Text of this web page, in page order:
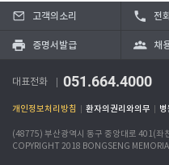
고객의소리 전
증명서발급 채
대표전화 051.664.4000
개인정보처리방침 환자의권리와의무
(48775) 부산광역시 동구 중앙대로 401(좌
COPYRIGHT 2018 BONGSENG